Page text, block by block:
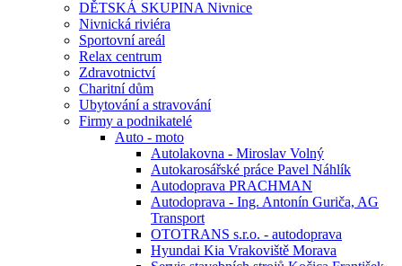
DĚTSKÁ SKUPINA Nivnice
Nivnická riviéra
Sportovní areál
Relax centrum
Zdravotnictví
Charitní dům
Ubytování a stravování
Firmy a podnikatelé
Auto - moto
Autolakovna - Miroslav Volný
Autokarosářské práce Pavel Náhlík
Autodoprava PRACHMAN
Autodoprava - Ing. Antonín Guriča, AG
Transport
OTOTRANS s.r.o. - autodoprava
Hyundai Kia Vrakoviště Morava